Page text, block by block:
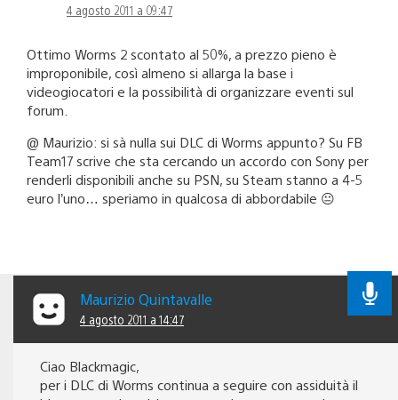
4 agosto 2011 a 09:47
Ottimo Worms 2 scontato al 50%, a prezzo pieno è
improponibile, così almeno si allarga la base i
videogiocatori e la possibilità di organizzare eventi sul
forum.
@ Maurizio: si sà nulla sui DLC di Worms appunto? Su FB
Team17 scrive che sta cercando un accordo con Sony per
renderli disponibili anche su PSN, su Steam stanno a 4-5
euro l’uno… speriamo in qualcosa di abbordabile 😐
Maurizio Quintavalle
4 agosto 2011 a 14:47
Ciao Blackmagic,
per i DLC di Worms continua a seguire con assiduità il